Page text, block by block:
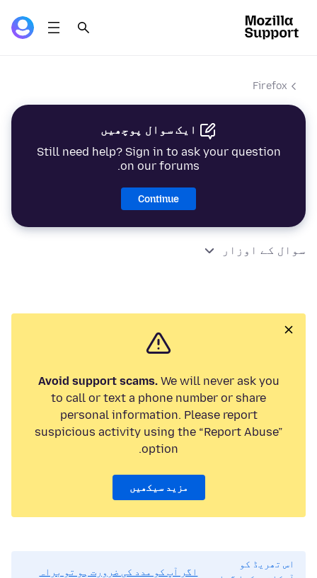
Firefox
ایک سوال پوچھیں
Still need help? Sign in to ask your question
on our forums.
Continue
سوال کے اوزار
Avoid support scams.We will never ask you
to call or text a phone number or share
personal information. Please report
suspicious activity using the “Report Abuse”
option.
مزید سیکھیں
اس تھریڈ کو
اگر آپ کو مدد کی ضرورت ہو تو براہ